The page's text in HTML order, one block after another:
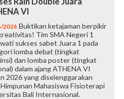
VI
2026 Buktikan ketajaman berpikir
Tim SMA Negeri 1
sukses sabet Juara 1 pada
lomba debat (tingkat
dan lomba poster (tingkat
dalam ajang ATHENA VI
2026 yang diselenggarakan
Mahasiswa Fisioterapi
Bali Internasional.